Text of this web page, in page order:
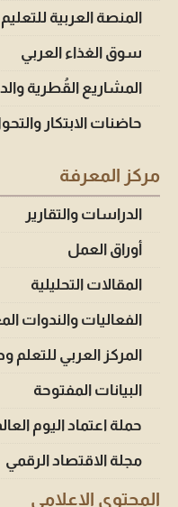
المنصة العربية
سوق الغذاء العربي
المشاريع القُطرية
حاضنات الابتكار
مركز المعرفة
الدراسات والتقارير
أوراق العمل
المقالات التحليلية
الفعاليات والندوات
المركز العربي
البيانات المفتوحة
حملة اعتماد اليوم
مجلة الاقتصاد الرقمي
المحتوى الإعلامي